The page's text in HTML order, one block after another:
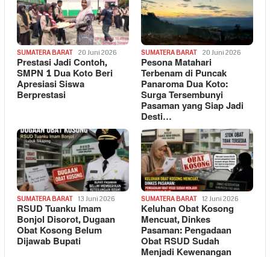
SUMATERA BARAT 20 Juni 2026
Prestasi Jadi Contoh,
SMPN 1 Dua Koto Beri
Apresiasi Siswa
Berprestasi
SUMATERA BARAT 20 Juni 2026
Pesona Matahari
Terbenam di Puncak
Panaroma Dua Koto:
Surga Tersembunyi
Pasaman yang Siap Jadi
Desti…
SUMATERA BARAT 13 Juni 2026
RSUD Tuanku Imam
Bonjol Disorot, Dugaan
Obat Kosong Belum
Dijawab Bupati
SUMATERA BARAT 12 Juni 2026
Keluhan Obat Kosong
Mencuat, Dinkes
Pasaman: Pengadaan
Obat RSUD Sudah
Menjadi Kewenangan